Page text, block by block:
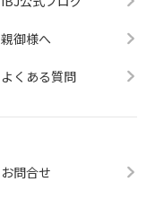
親御様へ
よくある質問
お問合せ